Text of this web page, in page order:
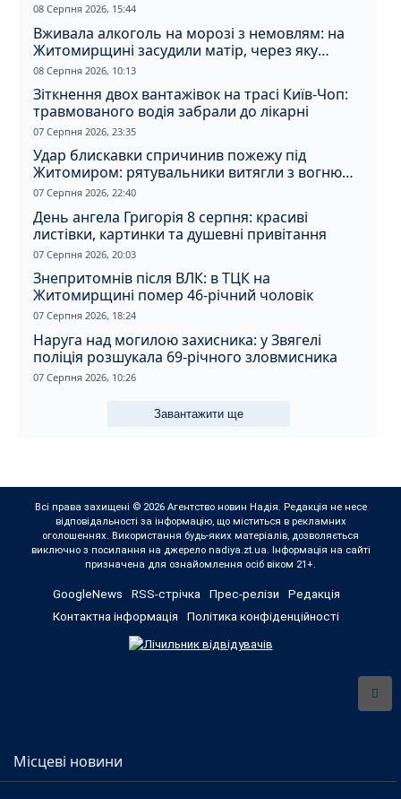
08 Серпня 2026, 15:44
Вживала алкоголь на морозі з немовлям: на
Житомирщині засудили матір, через яку
дитина отримала обмороження
08 Серпня 2026, 10:13
Зіткнення двох вантажівок на трасі Київ-Чоп:
травмованого водія забрали до лікарні
07 Серпня 2026, 23:35
Удар блискавки спричинив пожежу під
Житомиром: рятувальники витягли з вогню
кота
07 Серпня 2026, 22:40
День ангела Григорія 8 серпня: красиві
листівки, картинки та душевні привітання
07 Серпня 2026, 20:03
Знепритомнів після ВЛК: в ТЦК на
Житомирщині помер 46-річний чоловік
07 Серпня 2026, 18:24
Наруга над могилою захисника: у Звягелі
поліція розшукала 69-річного зловмисника
07 Серпня 2026, 10:26
Завантажити ще
Всі права захищені © 2026 Агентство новин Надія. Редакція не несе
відповідальності за інформацію, що міститься в рекламних
оголошеннях. Використання будь-яких матеріалів, дозволяється
виключно з посилання на джерело nadiya.zt.ua. Інформація на сайті
призначена для ознайомлення осіб віком 21+.
GoogleNews RSS-стрічка Прес-релізи
Редакція
Контактна інформація
Політика конфіденційності
Місцеві новини